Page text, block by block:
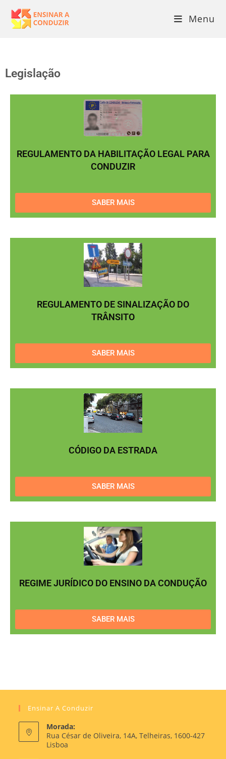
Menu
Legislação
REGULAMENTO DA HABILITAÇÃO LEGAL PARA
CONDUZIR
SABER MAIS
REGULAMENTO DE SINALIZAÇÃO DO
TRÂNSITO
SABER MAIS
CÓDIGO DA ESTRADA
SABER MAIS
REGIME JURÍDICO DO ENSINO DA CONDUÇÃO
SABER MAIS
Ensinar A Conduzir
Morada:
Rua César de Oliveira, 14A, Telheiras, 1600-427
Lisboa